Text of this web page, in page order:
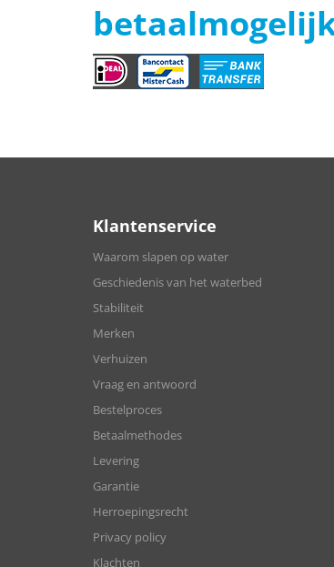
Klantenservice
Waarom slapen op water
Geschiedenis van het waterbed
Stabiliteit
Merken
Verhuizen
Vraag en antwoord
Bestelproces
Betaalmethodes
Levering
Garantie
Herroepingsrecht
Privacy policy
Klachten